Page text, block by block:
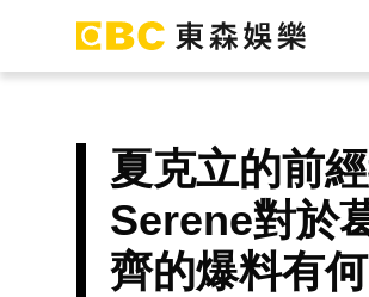
夏克立的前
Serene對於
齊的爆料有